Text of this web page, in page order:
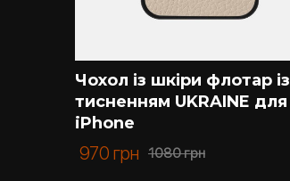
Чохол із шкіри флотар із
тисненням UKRAINE для
iPhone
1080грн
970 грн